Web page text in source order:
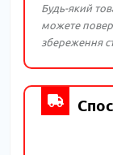
Будь-який
можете
збереження